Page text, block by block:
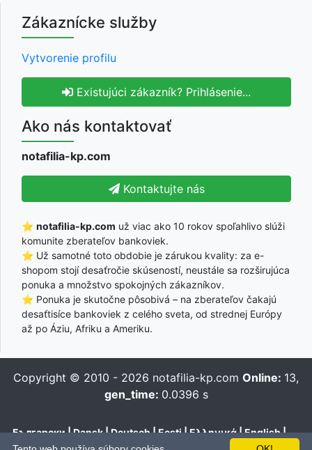
Zákaznícke služby
Vytvorenie profilu
Existujúci zákazník? Prihlásenie...
Ako nás kontaktovať
notafilia-kp.com
Kontaktujte nás
⭐ notafilia-kp.com už viac ako 10 rokov spoľahlivo slúži
komunite zberateľov bankoviek.
⭐ Už samotné toto obdobie je zárukou kvality: za e-
shopom stojí desaťročie skúseností, neustále sa rozširujúca
ponuka a množstvo spokojných zákazníkov.
⭐ Ponuka je skutočne pôsobivá – na zberateľov čakajú
desaťtisíce bankoviek z celého sveta, od strednej Európy
až po Áziu, Afriku a Ameriku.
Copyright © 2010 - 2026 notafilia-kp.com Online: 13,
gen_time: 0.0396 s
Български|Dansk|Deutsch|Eesti|Ελληνικά|English|
Español| Français|Hrvatski|Italiano Lietuvių